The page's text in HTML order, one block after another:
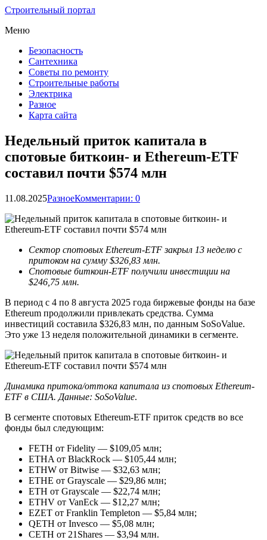
Строительный портал
Меню
Безопасность
Сантехника
Советы по ремонту
Строительные работы
Электрика
Разное
Карта сайта
Недельный приток капитала в
спотовые биткоин- и Ethereum-ETF
составил почти $574 млн
11.08.2025РазноеКомментарии: 0
Сектор спотовых Ethereum-ETF закрыл 13 неделю с
притоком на сумму $326,83 млн.
Спотовые биткоин-ETF получили инвестиции на
$246,75 млн.
В период с 4 по 8 августа 2025 года биржевые фонды на базе
Ethereum продолжили привлекать средства. Сумма
инвестиций составила $326,83 млн, по данным SoSoValue.
Это уже 13 неделя положительной динамики в сегменте.
Динамика притока/оттока капитала из спотовых Ethereum-
ETF в США. Данные: SoSoValue.
В сегменте спотовых Ethereum-ETF приток средств во все
фонды был следующим:
FETH от Fidelity — $109,05 млн;
ETHA от BlackRock — $105,44 млн;
ETHW от Bitwise — $32,63 млн;
ETHE от Grayscale — $29,86 млн;
ETH от Grayscale — $22,74 млн;
ETHV от VanEck — $12,27 млн;
EZET от Franklin Templeton — $5,84 млн;
QETH от Invesco — $5,08 млн;
CETH от 21Shares — $3,94 млн.